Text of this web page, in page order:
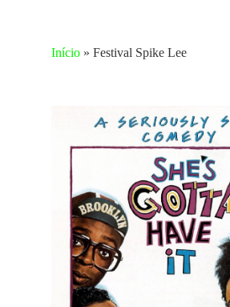
Início » Festival Spike Lee